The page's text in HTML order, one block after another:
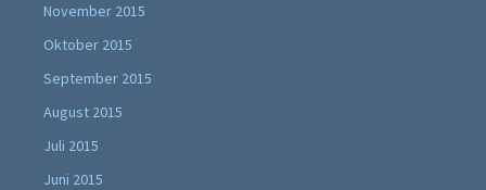
November 2015
Oktober 2015
September 2015
August 2015
Juli 2015
Juni 2015